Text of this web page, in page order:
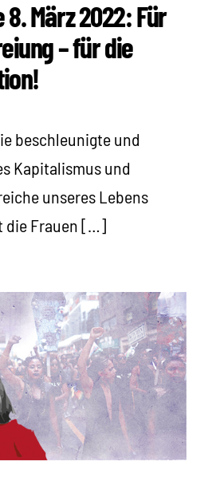
März 2022: Für
– für die
beschleunigte und
Kapitalismus und
unseres Lebens
die Frauen […]